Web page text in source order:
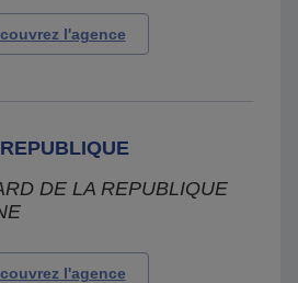
l'agence
DE LA REPUBLIQUE
l'agence